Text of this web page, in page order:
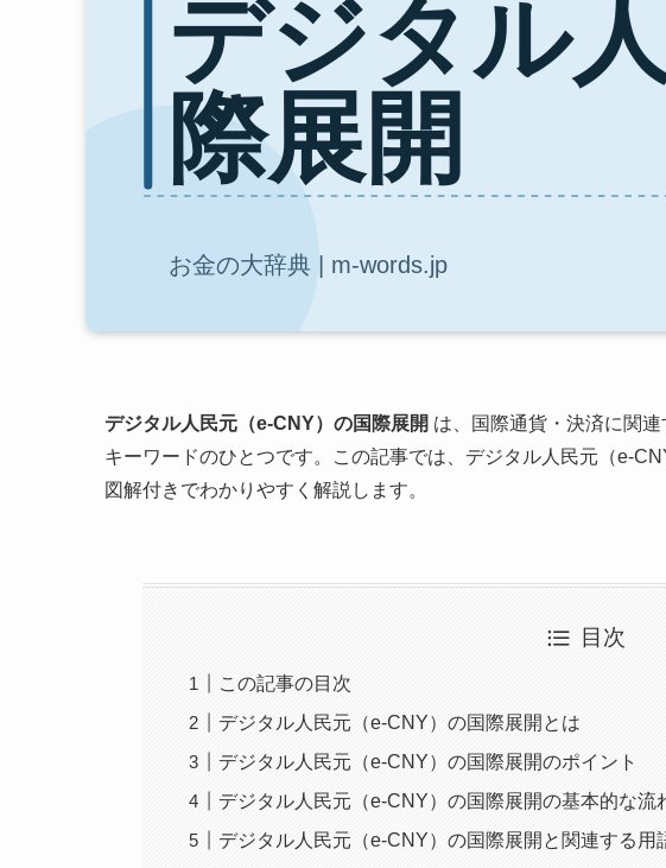
デジタル人民元（e-CNY）の国際展開 は、国際通貨・決済に関
キーワードのひとつです。この記事では、デジタル人民元（e-
図解付きでわかりやすく解説します。
目次
この記事の目次
デジタル人民元（e-CNY）の国際展開とは
デジタル人民元（e-CNY）の国際展開のポイント
デジタル人民元（e-CNY）の国際展開の基本的な流
デジタル人民元（e-CNY）の国際展開と関連する用